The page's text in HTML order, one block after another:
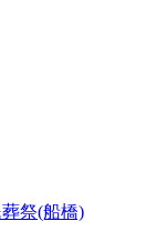
祭(船橋)